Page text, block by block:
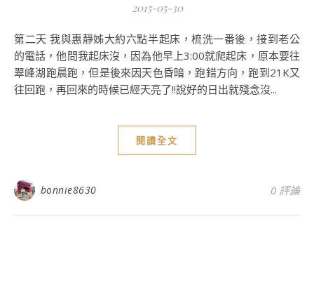
2015-05-30
第二天 我與惠靜姊大約六點半起床，梳洗一番後，接到老公
的電話，他問我起床沒，因為他早上3:00就爬起床，原本要往
翠峰湖跑晨跑，但是後來因天色昏暗，跑錯方向，跑到21K又
往回跑，再回來的時候已經天亮了!!說好的日出就殘念沒...
閱讀全文
bonnie8630 0 評論